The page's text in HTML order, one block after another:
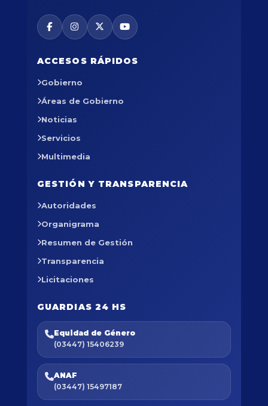
ACCESOS RÁPIDOS
Gobierno
Áreas de Gobierno
Noticias
Servicios
Multimedia
GESTIÓN Y TRANSPARENCIA
Autoridades
Organigrama
Resumen de Gestión
Transparencia
Licitaciones
GUARDIAS 24 HS
Equidad de Género
(03447) 15406239
ANAF
(03447) 15497187